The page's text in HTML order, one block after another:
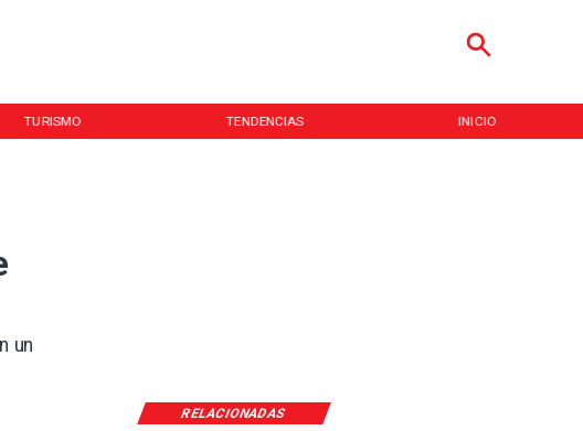
TURISMO TENDENCIAS INICIO
un
RELACIONADAS